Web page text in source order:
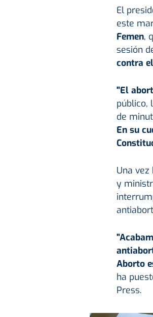
El
este
Femen,
sesión
contra
"El
público,
de
En su
Una
y
Aborto
ha
Press.